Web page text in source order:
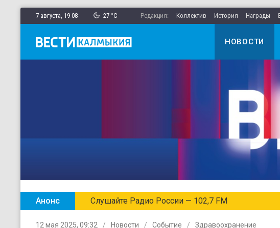
7 августа, 19 08 27 °C Редакция: Коллектив История Награды
НОВОСТИ
Анонс Слушайте Радио России — 102,7 FM
12 мая 2025, 09:32 Новости Событие Здравоохранение